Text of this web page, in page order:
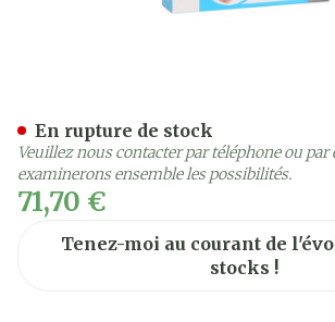
71,70 €
Tenez-moi au courant de
stocks !
En rupture de stock
Veuillez nous contacter par téléphone ou
examinerons ensemble les possibilités.